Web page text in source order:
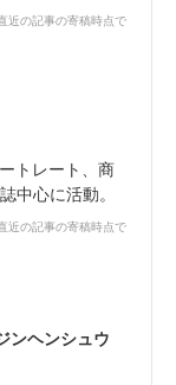
近の記事の寄稿時点で
トレート、商
中心に活動。
近の記事の寄稿時点で
ンヘンシュウ